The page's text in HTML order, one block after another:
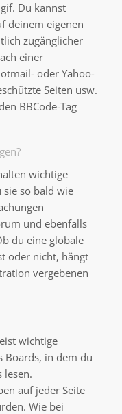
Du kannst
deinem eigenen
zugänglicher
einer
oder Yahoo-
Seiten usw.
BBCode-Tag
wichtige
so bald wie
und ebenfalls
du eine globale
oder nicht, hängt
vergebenen
wichtige
Boards, in dem du
lesen.
auf jeder Seite
Wie bei